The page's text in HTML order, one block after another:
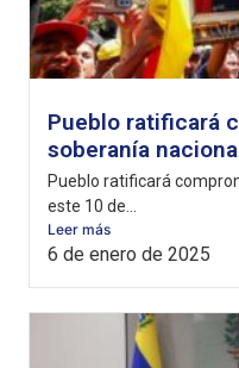
Pueblo ratificará
soberanía
Pueblo ratificará
este 10 de...
Leer más
6 de enero de 2025